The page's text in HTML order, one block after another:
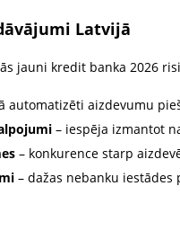
Latvijā
jauni kredit banka 2026
automatizēti aizdevumu
– iespēja izmantot
– konkurence starp
– dažas nebanku